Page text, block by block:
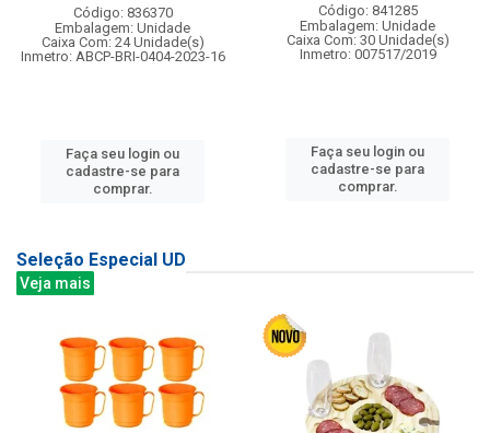
Código: 836370
Embalagem: Unidade
Caixa Com: 24 Unidade(s)
Inmetro: ABCP-BRI-0404-2023-16
Faça seu login ou
cadastre-se para
comprar.
Código: 841285
Embalagem: Unidade
Caixa Com: 30 Unidade(s)
Inmetro: 007517/2019
Faça seu login ou
cadastre-se para
comprar.
Seleção Especial UD
Veja mais